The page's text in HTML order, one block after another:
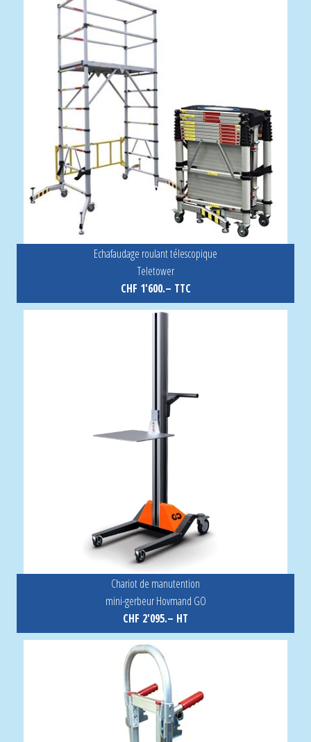
Echafaudage roulant télescopique
Teletower
CHF 1'600.– TTC
Chariot de manutention
mini-gerbeur Hovmand GO
CHF 2'095.– HT